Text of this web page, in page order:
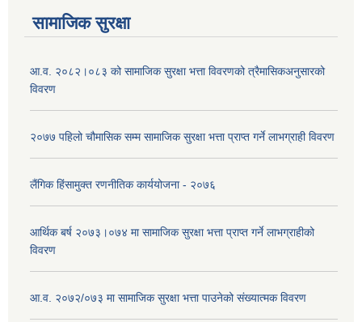
सामाजिक सुरक्षा
आ.व. २०८२।०८३ को सामाजिक सुरक्षा भत्ता विवरणको त्रैमासिकअनुसारको
विवरण
२०७७ पहिलो चौमासिक सम्म सामाजिक सुरक्षा भत्ता प्राप्त गर्ने लाभग्राही विवरण
लैंगिक हिंसामुक्त रणनीतिक कार्ययोजना - २०७६
आर्थिक बर्ष २०७३।०७४ मा सामाजिक सुरक्षा भत्ता प्राप्त गर्ने लाभग्राहीको
विवरण
आ.व. २०७२/०७३ मा सामाजिक सुरक्षा भत्ता पाउनेको संख्यात्मक विवरण